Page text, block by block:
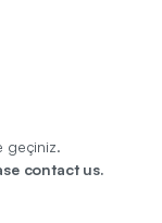
geçiniz.
contact us.